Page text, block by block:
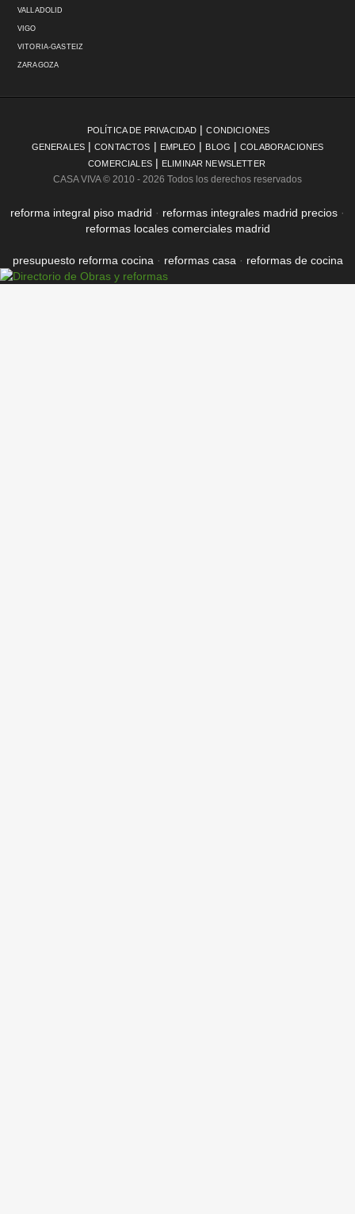
VALLADOLID
VIGO
VITORIA-GASTEIZ
ZARAGOZA
POLÍTICA DE PRIVACIDAD | CONDICIONES
GENERALES | CONTACTOS | EMPLEO | BLOG | COLABORACIONES
COMERCIALES | ELIMINAR NEWSLETTER
CASA VIVA© 2010 - 2026 Todos los derechos reservados
reforma integral piso madrid · reformas integrales madrid precios ·
reformas locales comerciales madrid
presupuesto reforma cocina · reformas casa · reformas de cocina